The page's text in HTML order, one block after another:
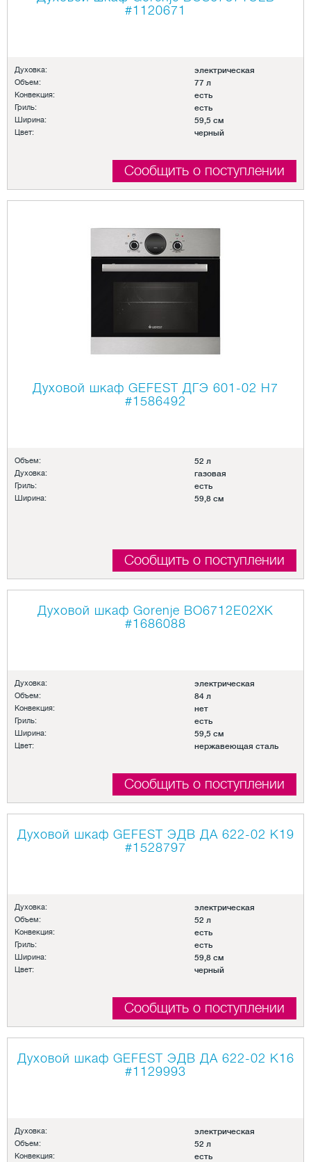
#1120671
Духовка: электрическая
Объем: 77 л
Конвекция: есть
Гриль: есть
Ширина: 59,5 см
Цвет: черный
Сообщить о поступлении
Духовой шкаф GEFEST ДГЭ 601-02 H7
#1586492
Объем: 52 л
Духовка: газовая
Гриль: есть
Ширина: 59,8 см
Сообщить о поступлении
Духовой шкаф Gorenje BO6712E02XK
#1686088
Духовка: электрическая
Объем: 84 л
Конвекция: нет
Гриль: есть
Ширина: 59,5 см
Цвет: нержавеющая сталь
Сообщить о поступлении
Духовой шкаф GEFEST ЭДВ ДА 622-02 К19
#1528797
Духовка: электрическая
Объем: 52 л
Конвекция: есть
Гриль: есть
Ширина: 59,8 см
Цвет: черный
Сообщить о поступлении
Духовой шкаф GEFEST ЭДВ ДА 622-02 К16
#1129993
Духовка: электрическая
Объем: 52 л
Конвекция: есть